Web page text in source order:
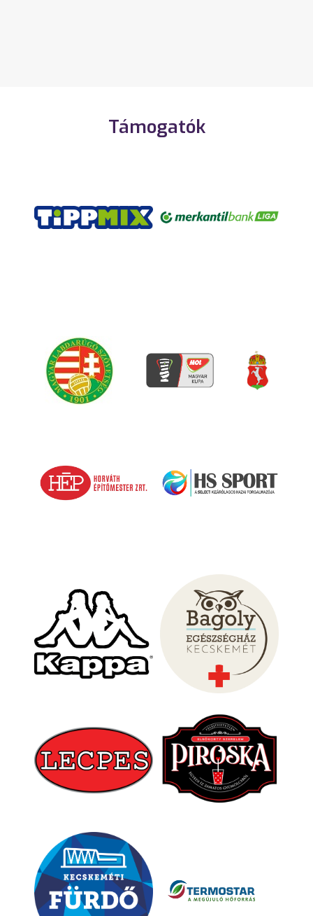
Támogatók